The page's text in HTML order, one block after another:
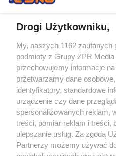
Żaden utwór zamieszczony w
rozpowszechniany lub dalej
tym także elektroniczny lub
eksploatacji w jakiejkolwiek formie,
Internecie bez pisemnej zgody
wykorzystanie utworów w całości
tzn. bez właściwej zgody, jest
ścigane prawnie.
Drogi Użytkowniku,
My, naszych 1162 zaufanych
podmioty z Grupy ZPR
przechowujemy informacje
przetwarzamy dane
identyfikatory, standardowe
urządzenie czy dane
spersonalizowanych reklam,
treści, pomiar reklam i treści,
ulepszanie usług. Za zgodą
Partnerzy możemy używać